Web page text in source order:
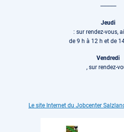
-----------
Jeudi
: sur rendez-vous,
de 9 h à 12 h et de
Vendredi
, sur rendez-
Le site Internet du Jobcenter